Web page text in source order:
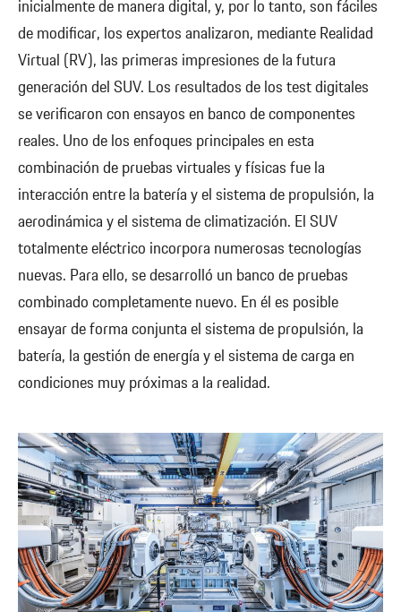
inicialmente de manera digital, y, por lo tanto, son fáciles
de modificar, los expertos analizaron, mediante Realidad
Virtual (RV), las primeras impresiones de la futura
generación del SUV. Los resultados de los test digitales
se verificaron con ensayos en banco de componentes
reales. Uno de los enfoques principales en esta
combinación de pruebas virtuales y físicas fue la
interacción entre la batería y el sistema de propulsión, la
aerodinámica y el sistema de climatización. El SUV
totalmente eléctrico incorpora numerosas tecnologías
nuevas. Para ello, se desarrolló un banco de pruebas
combinado completamente nuevo. En él es posible
ensayar de forma conjunta el sistema de propulsión, la
batería, la gestión de energía y el sistema de carga en
condiciones muy próximas a la realidad.